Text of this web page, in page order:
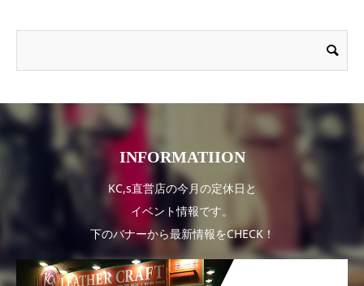
INFORMATIION
KC,s直営店の今月の定休日と
イベント情報です。
下のバナーから最新情報をCHECK！